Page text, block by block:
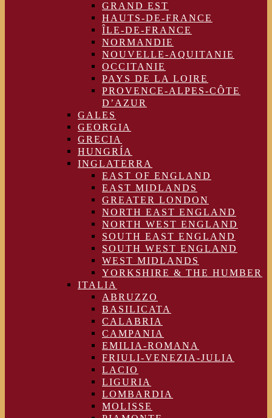
GRAND EST
HAUTS-DE-FRANCE
ÎLE-DE-FRANCE
NORMANDIE
NOUVELLE-AQUITANIE
OCCITANIE
PAYS DE LA LOIRE
PROVENCE-ALPES-CÔTE
D’AZUR
GALES
GEORGIA
GRECIA
HUNGRÍA
INGLATERRA
EAST OF ENGLAND
EAST MIDLANDS
GREATER LONDON
NORTH EAST ENGLAND
NORTH WEST ENGLAND
SOUTH EAST ENGLAND
SOUTH WEST ENGLAND
WEST MIDLANDS
YORKSHIRE & THE HUMBER
ITALIA
ABRUZZO
BASILICATA
CALABRIA
CAMPANIA
EMILIA-ROMANA
FRIULI-VENEZIA-JULIA
LACIO
LIGURIA
LOMBARDIA
MOLISSE